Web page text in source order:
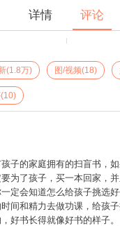
详情 评论
(1.8万) 图/视频(18)
子的家庭拥有的扫盲书，
为了孩子，买一本回家，
定会知道怎么给孩子挑选
间和精力去做功课，给孩子
好书长得就像好书的样子。